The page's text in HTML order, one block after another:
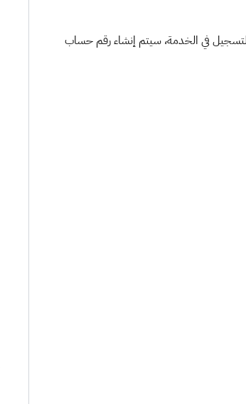
التسجيل في الخدمة، سيتم إنشاء رقم حساب